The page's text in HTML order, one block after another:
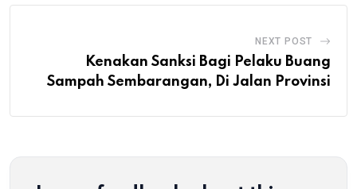
NEXT POST
Kenakan Sanksi Bagi Pelaku Buang
Sampah Sembarangan, Di Jalan Provinsi